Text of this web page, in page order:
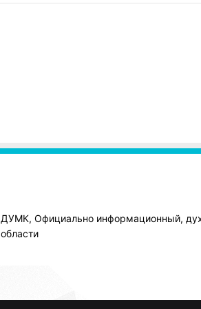
ДУМК, Официально информационный,
области